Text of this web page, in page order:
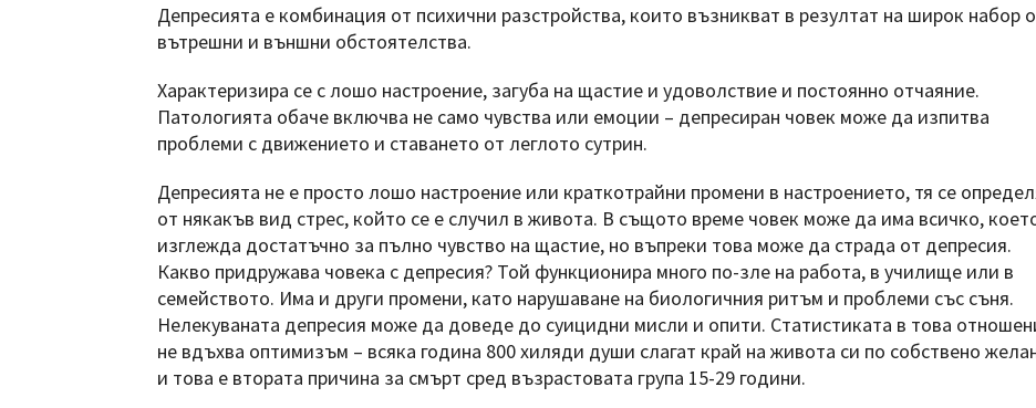
Депресията е комбинация от психични разстройства, които възникват в резултат на широк набор
вътрешни и външни обстоятелства.
Характеризира се с лошо настроение, загуба на щастие и удоволствие и постоянно отчаяние.
Патологията обаче включва не само чувства или емоции – депресиран човек може да изпитва
проблеми с движението и ставането от леглото сутрин.
Депресията не е просто лошо настроение или краткотрайни промени в настроението, тя се
от някакъв вид стрес, който се е случил в живота. В същото време човек може да има всичко,
изглежда достатъчно за пълно чувство на щастие, но въпреки това може да страда от депресия.
Какво придружава човека с депресия? Той функционира много по-зле на работа, в училище или в
семейството. Има и други промени, като нарушаване на биологичния ритъм и проблеми със съня.
Нелекуваната депресия може да доведе до суицидни мисли и опити. Статистиката в това
не вдъхва оптимизъм – всяка година 800 хиляди души слагат край на живота си по собствено
и това е втората причина за смърт сред възрастовата група 15-29 години.